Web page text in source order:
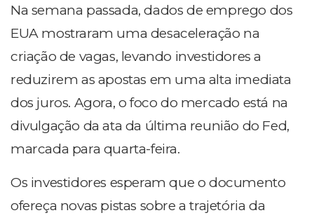
Na semana passada, dados de emprego dos
EUA mostraram uma desaceleração na
criação de vagas, levando investidores a
reduzirem as apostas em uma alta imediata
dos juros. Agora, o foco do mercado está na
divulgação da ata da última reunião do Fed,
marcada para quarta-feira.
Os investidores esperam que o documento
ofereça novas pistas sobre a trajetória da